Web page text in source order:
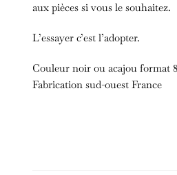
aux pièces si vous le souhaitez.
L’essayer c’est l’adopter.
Couleur noir ou acajou format
Fabrication sud-ouest France